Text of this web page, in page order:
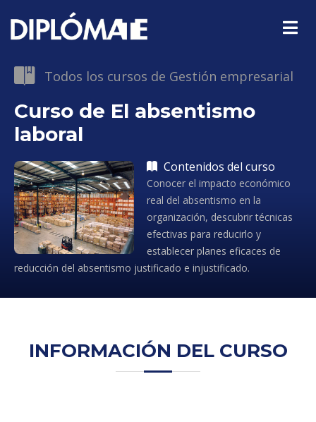
Todos los cursos de Gestión empresarial
Curso de El absentismo
laboral
Contenidos del curso
Conocer el impacto económico
real del absentismo en la
organización, descubrir técnicas
efectivas para reducirlo y
establecer planes eficaces de
reducción del absentismo justificado e injustificado.
INFORMACIÓN DEL CURSO